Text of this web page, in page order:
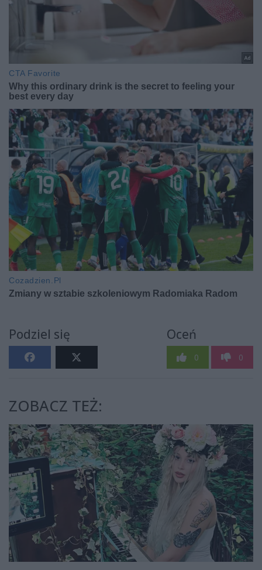
Podziel się Oceń
0 0
ZOBACZ TEŻ: